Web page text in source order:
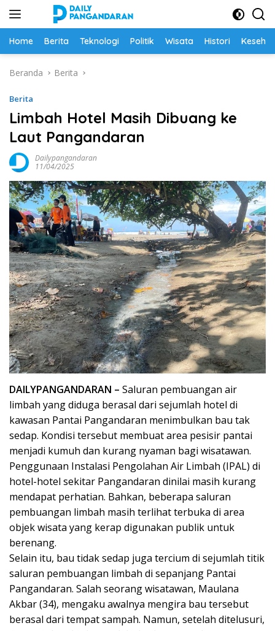
Home Berita Teknologi Politik Wisata Histori
Beranda Berita
Berita
Limbah Hotel Masih Dibuang ke
Laut Pangandaran
Dailypangandaran
11/04/2025
DAILYPANGANDARAN – Saluran pembuangan air
limbah yang diduga berasal dari sejumlah hotel di
kawasan Pantai Pangandaran menimbulkan bau tak
sedap. Kondisi tersebut membuat area pesisir pantai
menjadi kumuh dan kurang nyaman bagi wisatawan.
Penggunaan Instalasi Pengolahan Air Limbah (IPAL) di
hotel-hotel sekitar Pangandaran dinilai masih kurang
mendapat perhatian. Bahkan, beberapa saluran
pembuangan limbah masih terlihat terbuka di area
objek wisata yang kerap digunakan publik untuk
berenang.
Selain itu, bau tidak sedap juga tercium di sejumlah titik
saluran pembuangan limbah di sepanjang Pantai
Pangandaran. Salah seorang wisatawan, Maulana
Akbar (34), mengaku awalnya mengira bau tersebut
berasal dari tempat sampah. Namun, setelah ditelusuri,